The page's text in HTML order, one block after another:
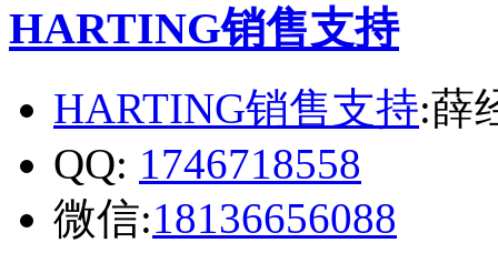
HARTING销售支持
HARTING销售支持:薛
QQ: 1746718558
微信:18136656088